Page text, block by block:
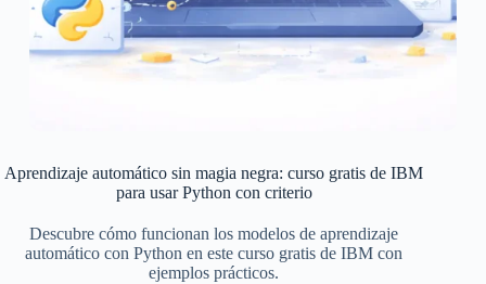
Aprendizaje automático sin magia negra: curso gratis de IBM
para usar Python con criterio
Descubre cómo funcionan los modelos de aprendizaje
automático con Python en este curso gratis de IBM con
ejemplos prácticos.